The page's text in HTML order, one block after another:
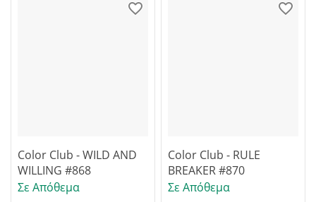
Color Club - WILD AND
WILLING #868
Σε Απόθεμα
Color Club - RULE
BREAKER #870
Σε Απόθεμα